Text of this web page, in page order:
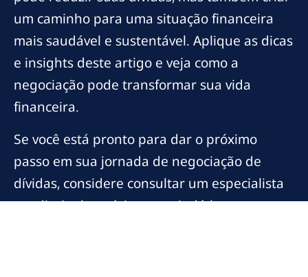
um caminho para uma situação financeira
mais saudável e sustentável. Aplique as dicas
e insights deste artigo e veja como a
negociação pode transformar sua vida
financeira.
Se você está pronto para dar o próximo
passo em sua jornada de negociação de
dívidas, considere consultar um especialista
em direito bancário para ajudá-lo a